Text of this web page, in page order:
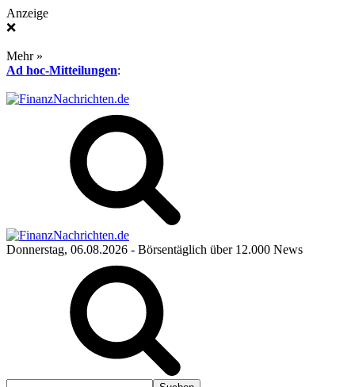
Anzeige
❌
Mehr »
Ad hoc-Mitteilungen:
Donnerstag, 06.08.2026 - Börsentäglich über 12.000 News